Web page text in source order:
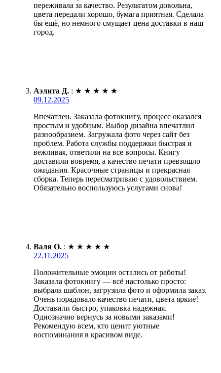
переживала за качество. Результатом довольна,
цвета передали хорошо, бумага приятная. Сделала
бы ещё, но немного смущает цена доставки в наш
город.
Аэлита Д. : ★ ★ ★ ★ ★
09.12.2025
Впечатлен. Заказала фотокнигу, процесс оказался
простым и удобным. Выбор дизайна впечатлил
разнообразием. Загружала фото через сайт без
проблем. Работа службы поддержки быстрая и
вежливая, ответили на все вопросы. Книгу
доставили вовремя, а качество печати превзошло
ожидания. Красочные страницы и прекрасная
сборка. Теперь пересматриваю с удовольствием.
Обязательно воспользуюсь услугами снова!
Валя О. : ★ ★ ★ ★ ★
22.11.2025
Положительные эмоции остались от работы!
Заказала фотокнигу — всё настолько просто:
выбрала шаблон, загрузила фото и оформила заказ.
Очень порадовало качество печати, цвета яркие!
Доставили быстро, упаковка надежная.
Однозначно вернусь за новыми заказами!
Рекомендую всем, кто ценит уютные
воспоминания в красивом виде.